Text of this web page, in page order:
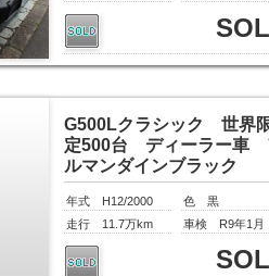
G500Lクラシック 世界
定500台 ディーラー車
ルマンダインブラック
年式 H12/2000
走行 11.7万km
色 黒
車検 R9年1月